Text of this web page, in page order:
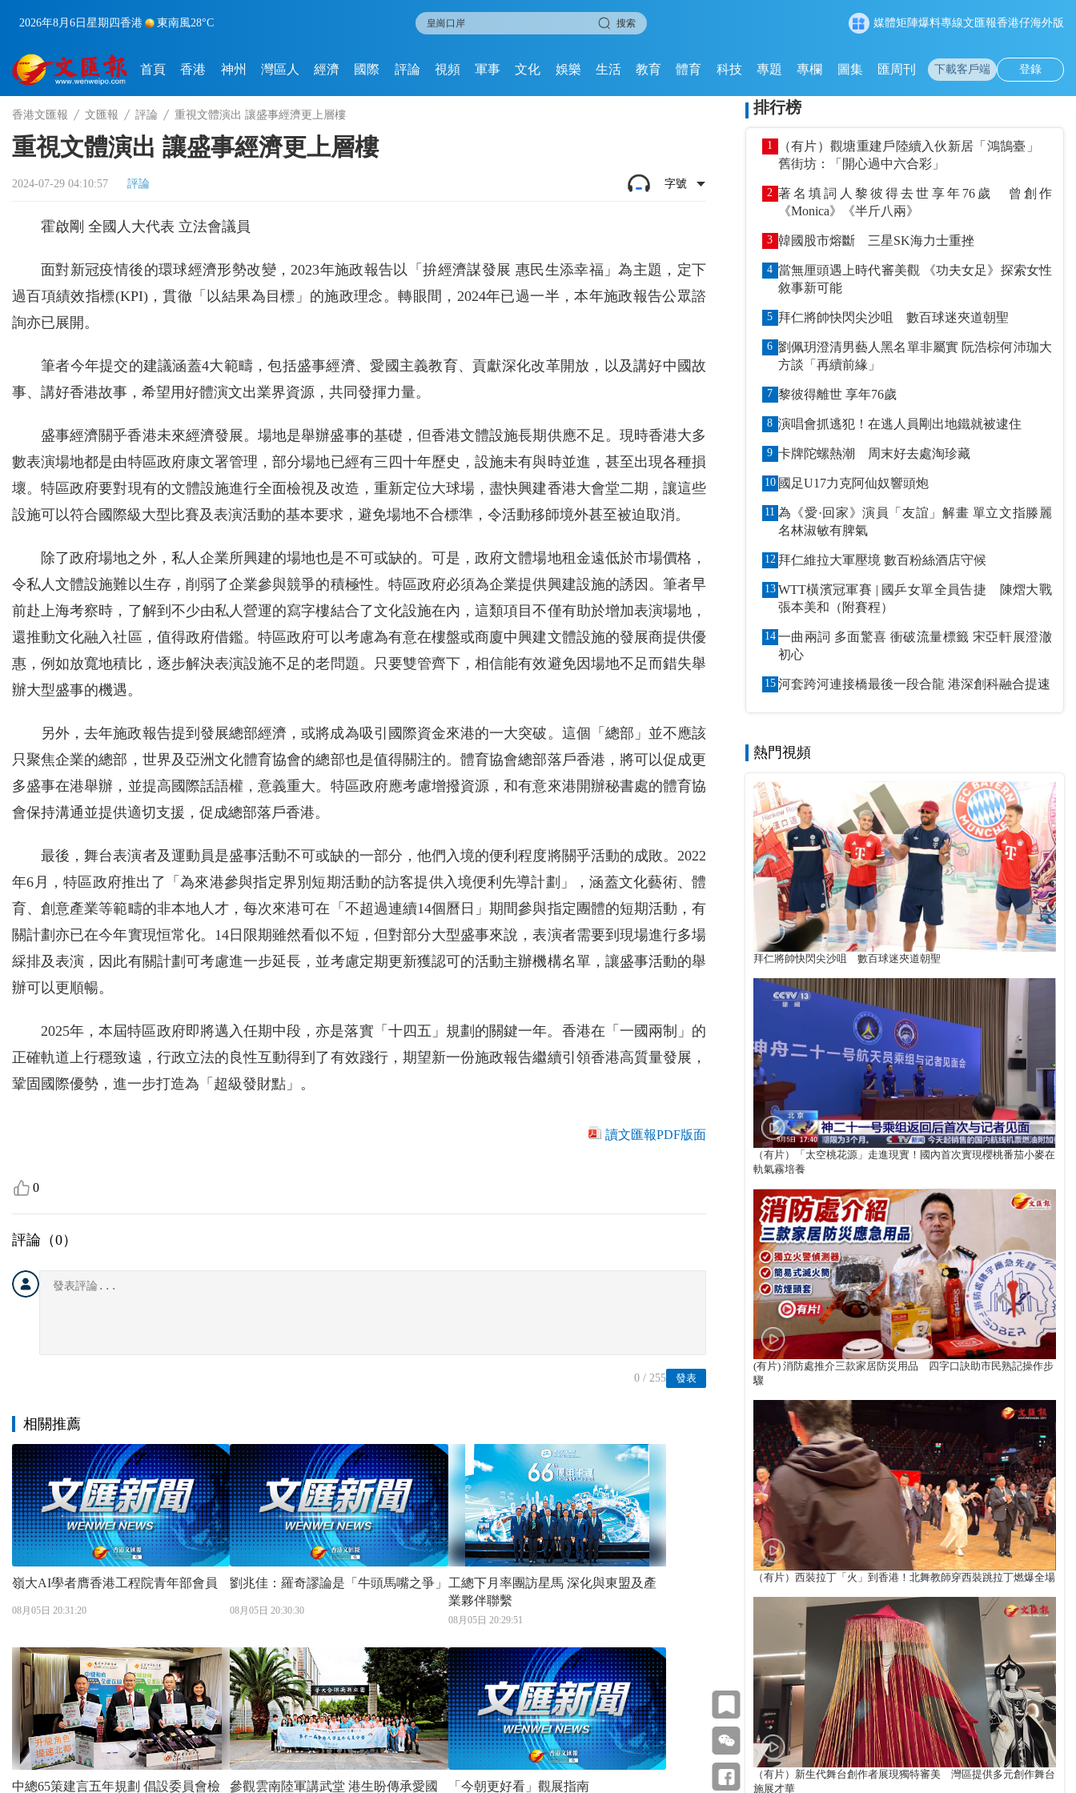
2026年8月6日 星期四香港 東南風28°C 搜索 媒體矩陣爆料專線文匯報香港仔海外版
首頁 香港 神州 灣區人 經濟 國際 評論 視頻 軍事 文化 娛樂 生活 教育 體育 科技 專題 專欄 圖集 匯周刊 下載客戶端 登錄
香港文匯報 文匯報 評論 重視文體演出 讓盛事經濟更上層樓
重視文體演出 讓盛事經濟更上層樓
2024-07-29 04:10:57 評論 字號
霍啟剛 全國人大代表 立法會議員
面對新冠疫情後的環球經濟形勢改變，2023年施政報告以「拚經濟謀發展 惠民生添幸福」為主題，定下
過百項績效指標(KPI)，貫徹「以結果為目標」的施政理念。轉眼間，2024年已過一半，本年施政報告公眾諮
詢亦已展開。
筆者今年提交的建議涵蓋4大範疇，包括盛事經濟、愛國主義教育、貢獻深化改革開放，以及講好中國故
事、講好香港故事，希望用好體演文出業界資源，共同發揮力量。
盛事經濟關乎香港未來經濟發展。場地是舉辦盛事的基礎，但香港文體設施長期供應不足。現時香港大多
數表演場地都是由特區政府康文署管理，部分場地已經有三四十年歷史，設施未有與時並進，甚至出現各種損
壞。特區政府要對現有的文體設施進行全面檢視及改造，重新定位大球場，盡快興建香港大會堂二期，讓這些
設施可以符合國際級大型比賽及表演活動的基本要求，避免場地不合標準，令活動移師境外甚至被迫取消。
除了政府場地之外，私人企業所興建的場地也是不可或缺的。可是，政府文體場地租金遠低於市場價格，
令私人文體設施難以生存，削弱了企業參與競爭的積極性。特區政府必須為企業提供興建設施的誘因。筆者早
前赴上海考察時，了解到不少由私人營運的寫字樓結合了文化設施在內，這類項目不僅有助於增加表演場地，
還推動文化融入社區，值得政府借鑑。特區政府可以考慮為有意在樓盤或商廈中興建文體設施的發展商提供優
惠，例如放寬地積比，逐步解決表演設施不足的老問題。只要雙管齊下，相信能有效避免因場地不足而錯失舉
辦大型盛事的機遇。
另外，去年施政報告提到發展總部經濟，或將成為吸引國際資金來港的一大突破。這個「總部」並不應該
只聚焦企業的總部，世界及亞洲文化體育協會的總部也是值得關注的。體育協會總部落戶香港，將可以促成更
多盛事在港舉辦，並提高國際話語權，意義重大。特區政府應考慮增撥資源，和有意來港開辦秘書處的體育協
會保持溝通並提供適切支援，促成總部落戶香港。
最後，舞台表演者及運動員是盛事活動不可或缺的一部分，他們入境的便利程度將關乎活動的成敗。2022
年6月，特區政府推出了「為來港參與指定界別短期活動的訪客提供入境便利先導計劃」，涵蓋文化藝術、體
育、創意產業等範疇的非本地人才，每次來港可在「不超過連續14個曆日」期間參與指定團體的短期活動，有
關計劃亦已在今年實現恒常化。14日限期雖然看似不短，但對部分大型盛事來說，表演者需要到現場進行多場
綵排及表演，因此有關計劃可考慮進一步延長，並考慮定期更新獲認可的活動主辦機構名單，讓盛事活動的舉
辦可以更順暢。
2025年，本屆特區政府即將邁入任期中段，亦是落實「十四五」規劃的關鍵一年。香港在「一國兩制」的
正確軌道上行穩致遠，行政立法的良性互動得到了有效踐行，期望新一份施政報告繼續引領香港高質量發展，
鞏固國際優勢，進一步打造為「超級發財點」。
讀文匯報PDF版面
0
評論（0）
發表
0 / 255
相關推薦
嶺大AI學者膺香港工程院青年部會員
08月05日 20:31:20
劉兆佳：羅奇謬論是「牛頭馬嘴之爭」
08月05日 20:30:30
工總下月率團訪星馬 深化與東盟及產
業夥伴聯繫
08月05日 20:29:51
中總65策建言五年規劃 倡設委員會檢 參觀雲南陸軍講武堂 港生盼傳承愛國 「今朝更好看」觀展指南
排行榜
1
（有片）觀塘重建戶陸續入伙新居「鴻鵠臺」
舊街坊：「開心過中六合彩」
2 著名填詞人黎彼得去世享年76歲 曾創作
《Monica》《半斤八兩》
3 韓國股市熔斷 三星SK海力士重挫
4 當無厘頭遇上時代審美觀 《功夫女足》探索女性
敘事新可能
5 拜仁將帥快閃尖沙咀 數百球迷夾道朝聖
6 劉佩玥澄清男藝人黑名單非屬實 阮浩棕何沛珈大
方談「再續前緣」
7 黎彼得離世 享年76歲
8 演唱會抓逃犯！在逃人員剛出地鐵就被逮住
9 卡牌陀螺熱潮 周末好去處淘珍藏
10 國足U17力克阿仙奴響頭炮
11 為《愛·回家》演員「友誼」解畫 單立文指滕麗
名林淑敏有脾氣
12 拜仁維拉大軍壓境 數百粉絲酒店守候
13 WTT橫濱冠軍賽 | 國乒女單全員告捷 陳熠大戰
張本美和（附賽程）
14 一曲兩詞 多面驚喜 衝破流量標籤 宋亞軒展澄澈
初心
15 河套跨河連接橋最後一段合龍 港深創科融合提速
熱門視頻
拜仁將帥快閃尖沙咀 數百球迷夾道朝聖
（有片）「太空桃花源」走進現實！國內首次實現櫻桃番茄小麥在
軌氣霧培養
(有片) 消防處推介三款家居防災用品 四字口訣助市民熟記操作步
驟
（有片）西裝拉丁「火」到香港！北舞教師穿西裝跳拉丁燃爆全場
（有片）新生代舞台創作者展現獨特審美 灣區提供多元創作舞台
施展才華